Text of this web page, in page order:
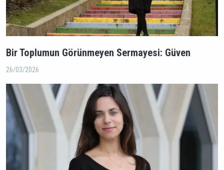
Bir Toplumun Görünmeyen Sermayesi: Güven
26/03/2026